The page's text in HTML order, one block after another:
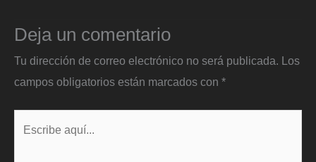
Deja un comentario
Tu dirección de correo electrónico no será publicada.
Los
campos obligatorios están marcados con *